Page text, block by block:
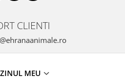
CLIENTI
MEU